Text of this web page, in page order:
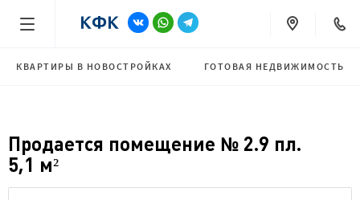
КВАРТИРЫ В НОВОСТРОЙКАХ ГОТОВАЯ НЕДВИЖИМОСТЬ
Продается помещение № 2.9 пл.
5,1 м²